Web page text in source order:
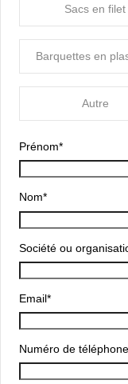
Sacs en filet
Barquettes en
Autre
Prénom*
Nom*
Société ou
Email*
Numéro de téléphone